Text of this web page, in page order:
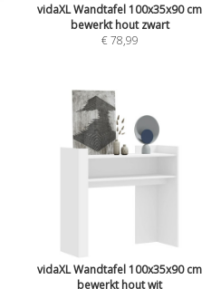
vidaXL Wandtafel 100x35x90 cm
bewerkt hout zwart
€ 78,99
vidaXL Wandtafel 100x35x90 cm
bewerkt hout wit